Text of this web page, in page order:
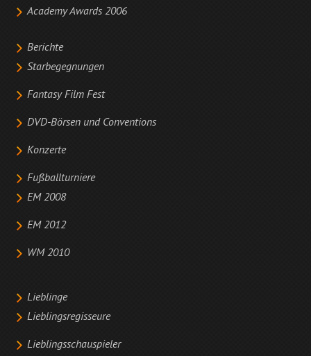
Academy Awards 2006
Berichte
Starbegegnungen
Fantasy Film Fest
DVD-Börsen und Conventions
Konzerte
Fußballturniere
EM 2008
EM 2012
WM 2010
Lieblinge
Lieblingsregisseure
Lieblingsschauspieler